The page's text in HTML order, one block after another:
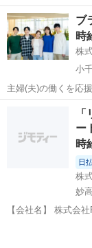
ッフ」人気のリゾー
社不要でらくらく！ 【コメント】 ＼新規スタッフ100名以上の大募集
★／ 人気のリ...
新潟 妙高市
ブ
時
株
小
主婦(夫)の働くを応援！ [勤務日数]： 週
09:00~13:00/
駅]： 新潟県小千
小千谷市
ー
時
日
株
妙
【会社名】 株式会社RESORT